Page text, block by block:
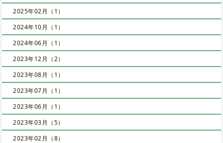
2025年02月（1）
2024年10月（1）
2024年06月（1）
2023年12月（2）
2023年08月（1）
2023年07月（1）
2023年06月（1）
2023年03月（5）
2023年02月（8）